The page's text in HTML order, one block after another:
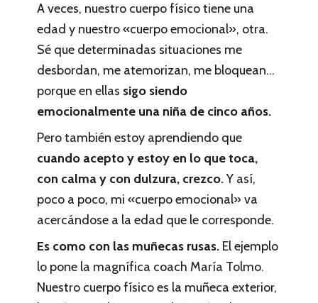
A veces, nuestro cuerpo físico tiene una
edad y nuestro «cuerpo emocional», otra.
Sé que determinadas situaciones me
desbordan, me atemorizan, me bloquean…
porque en ellas sigo siendo
emocionalmente una niña de cinco años.
Pero también estoy aprendiendo que
cuando acepto y estoy en lo que toca,
con calma y con dulzura, crezco.Y así,
poco a poco, mi «cuerpo emocional» va
acercándose a la edad que le corresponde.
Es como con las muñecas rusas. El ejemplo
lo pone la magnífica coach María Tolmo.
Nuestro cuerpo físico es la muñeca exterior,